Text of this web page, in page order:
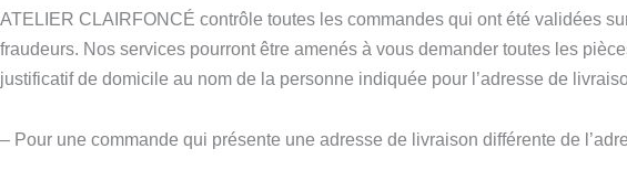
ATELIER CLAIRFONCÉ contrôle toutes les commandes qui ont été validées
fraudeurs. Nos services pourront être amenés à vous demander toutes les
justificatif de domicile au nom de la personne indiquée pour l’adresse de
– Pour une commande qui présente une adresse de livraison différente de